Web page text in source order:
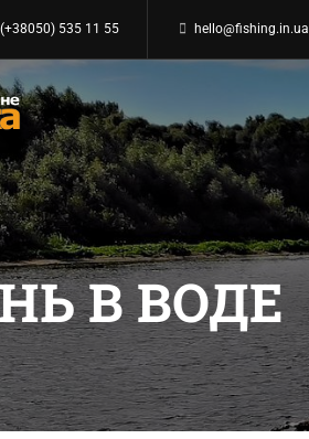
(+38050) 535 11 55 hello@fishing.in.ua
В ВОДЕ